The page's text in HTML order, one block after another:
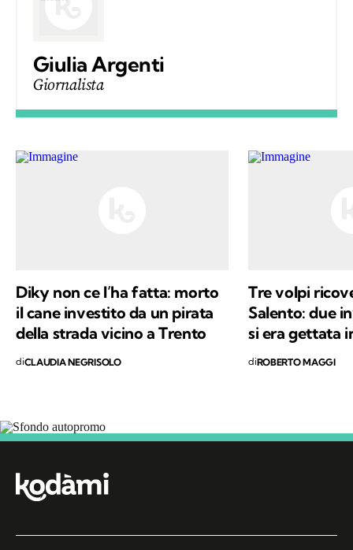
Giulia Argenti
Giornalista
Diky non ce l’ha fatta: morto
il cane investito da un pirata
della strada vicino a Trento
diCLAUDIA NEGRISOLO
Tre volpi
Salento: due
si era gettata
diROBERTO MAGGI
Segui Kodami
sui canali social